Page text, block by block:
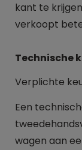
kant te
verkoopt
Technische
Verplichte
Een
wagen aan